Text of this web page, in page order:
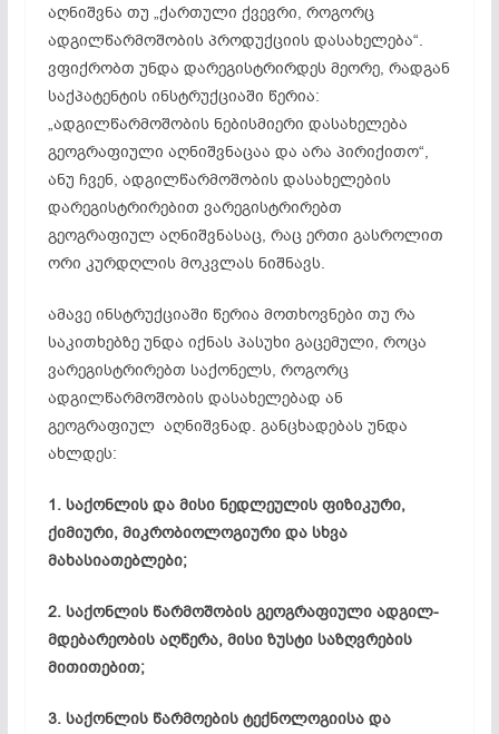
აღნიშვნა თუ „ქართული ქვევრი, როგორც
ადგილწარმოშობის პროდუქციის დასახელება“.
ვფიქრობთ უნდა დარეგისტრირდეს მეორე, რადგან
საქპატენტის ინსტრუქციაში წერია:
„ადგილწარმოშობის ნებისმიერი დასახელება
გეოგრაფიული აღნიშვნაცაა და არა პირიქითო“,
ანუ ჩვენ, ადგილწარმოშობის დასახელების
დარეგისტრირებით ვარეგისტრირებთ
გეოგრაფიულ აღნიშვნასაც, რაც ერთი გასროლით
ორი კურდღლის მოკვლას ნიშნავს.
ამავე ინსტრუქციაში წერია მოთხოვნები თუ რა
საკითხებზე უნდა იქნას პასუხი გაცემული, როცა
ვარეგისტრირებთ საქონელს, როგორც
ადგილწარმოშობის დასახელებად ან
გეოგრაფიულ აღნიშვნად. განცხადებას უნდა
ახლდეს:
1. საქონლის და მისი ნედლეულის ფიზიკური,
ქიმიური, მიკრობიოლოგიური და სხვა
მახასიათებლები;
2. საქონლის წარმოშობის გეოგრაფიული ადგილ-
მდებარეობისაღწერა, მისი ზუსტი საზღვრების
მითითებით;
3. საქონლის წარმოების ტექნოლოგიისა და